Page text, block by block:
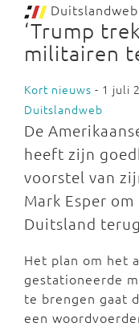
Duitslandweb
‘Trump
militairen
Kort nieuws - 1 juli
Duitslandweb
De
heeft zijn
voorstel van
Mark Esper
Duitsland
Het plan om het
gestationeerde
te brengen gaat
een